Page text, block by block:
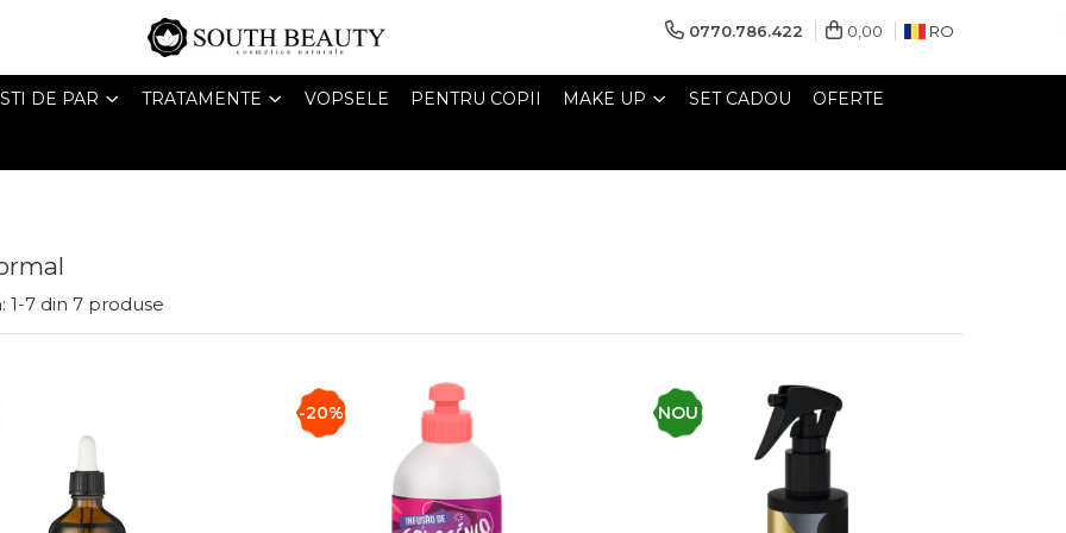
0770.786.422 0,00 RO
DE PAR TRATAMENTE VOPSELE PENTRU COPII MAKE UP SET CADOU OFERTE
1-7 din 7 produse
-20% NOU